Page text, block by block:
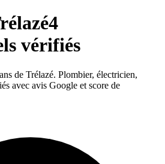
4
vérifiés
de Trélazé. Plombier, électricien,
avec avis Google et score de